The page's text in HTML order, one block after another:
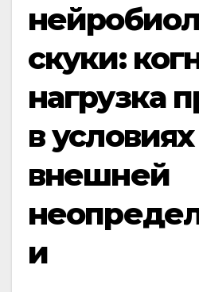
скуки:
нагрузка
в условиях
внешней
и